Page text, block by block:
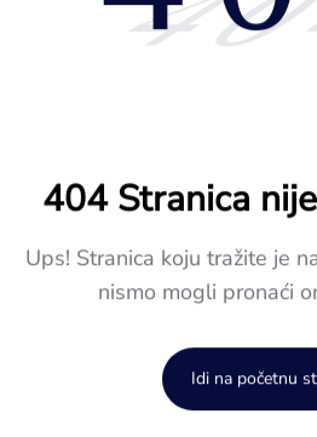
404 Stranica
Ups! Stranica koju tražite je
nismo mogli pronaći
Idi na početnu